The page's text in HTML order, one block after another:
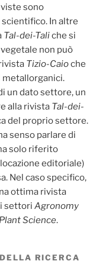
sono
In altre
Tal-dei-Taliche si
non può
Tizio-Caioche
metallorganici.
un dato settore, un
alla rivista Tal-dei-
del proprio settore.
senso parlare di
solo riferito
editoriale)
Nel caso specifico,
ottima rivista
settori Agronomy
Plant Science.
RICERCA